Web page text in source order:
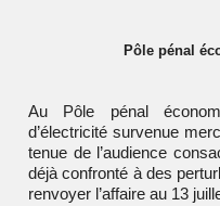
Pôle pénal
Au Pôle pénal
d’électricité survenue
tenue de l’audience
déjà confronté à des
renvoyer l’affaire au 13